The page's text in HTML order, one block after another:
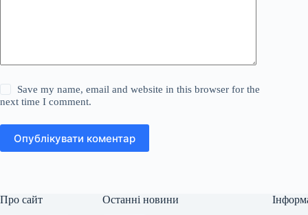
Save my name, email and website in this browser for the
next time I comment.
Опублікувати коментар
Про сайт Останні новини